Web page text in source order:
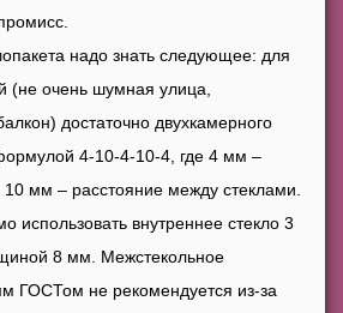
надо знать следующее: для
(не очень шумная улица,
достаточно двухкамерного
4-10-4-10-4, где 4 мм –
мм – расстояние между стеклами.
использовать внутреннее стекло 3
8 мм. Межстекольное
ГОСТом не рекомендуется из-за